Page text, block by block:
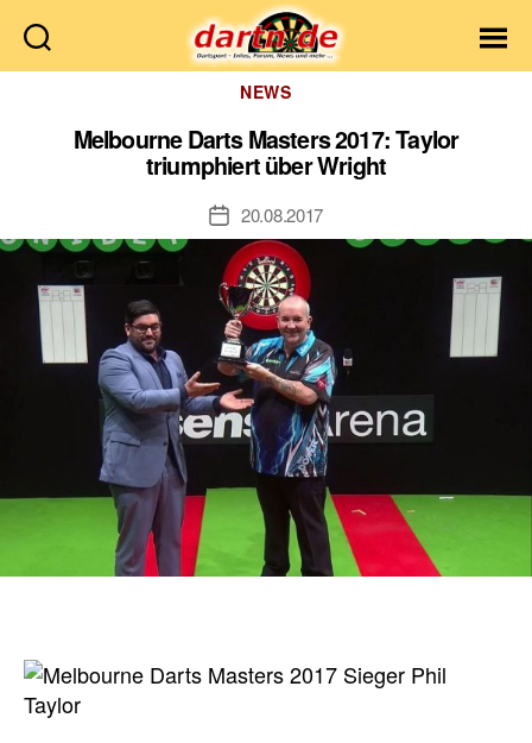
Dartn.de
Kategorien
NEWS
Melbourne Darts Masters 2017: Taylor
triumphiert über Wright
Veröffentlichungsdatum
20.08.2017